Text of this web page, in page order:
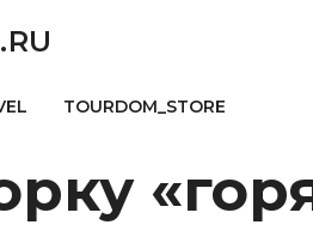
TOURDOM_STORE